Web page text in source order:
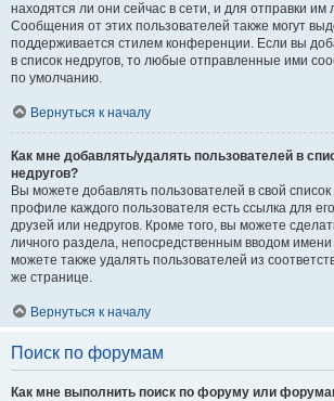
находятся ли они сейчас в сети, и для отправки
Сообщения от этих пользователей также могут
поддерживается стилем конференции. Если вы
в список недругов, то любые отправленные ими
по умолчанию.
Вернуться к началу
Как мне добавлять/удалять пользователей в
недругов?
Вы можете добавлять пользователей в свой
профиле каждого пользователя есть ссылка для
друзей или недругов. Кроме того, вы можете
личного раздела, непосредственным вводом
можете также удалять пользователей из
же странице.
Вернуться к началу
Поиск по форумам
Как мне выполнить поиск по форуму или